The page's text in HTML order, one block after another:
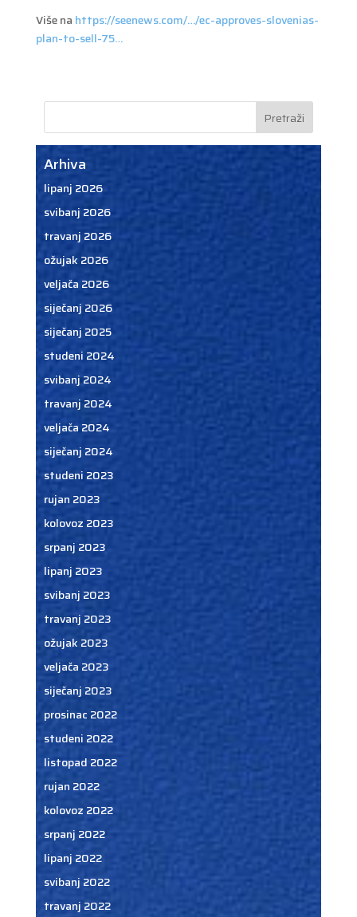
Više na https://seenews.com/…/ec-approves-slovenias-
plan-to-sell-75…
Arhiva
lipanj 2026
svibanj 2026
travanj 2026
ožujak 2026
veljača 2026
siječanj 2026
siječanj 2025
studeni 2024
svibanj 2024
travanj 2024
veljača 2024
siječanj 2024
studeni 2023
rujan 2023
kolovoz 2023
srpanj 2023
lipanj 2023
svibanj 2023
travanj 2023
ožujak 2023
veljača 2023
siječanj 2023
prosinac 2022
studeni 2022
listopad 2022
rujan 2022
kolovoz 2022
srpanj 2022
lipanj 2022
svibanj 2022
travanj 2022